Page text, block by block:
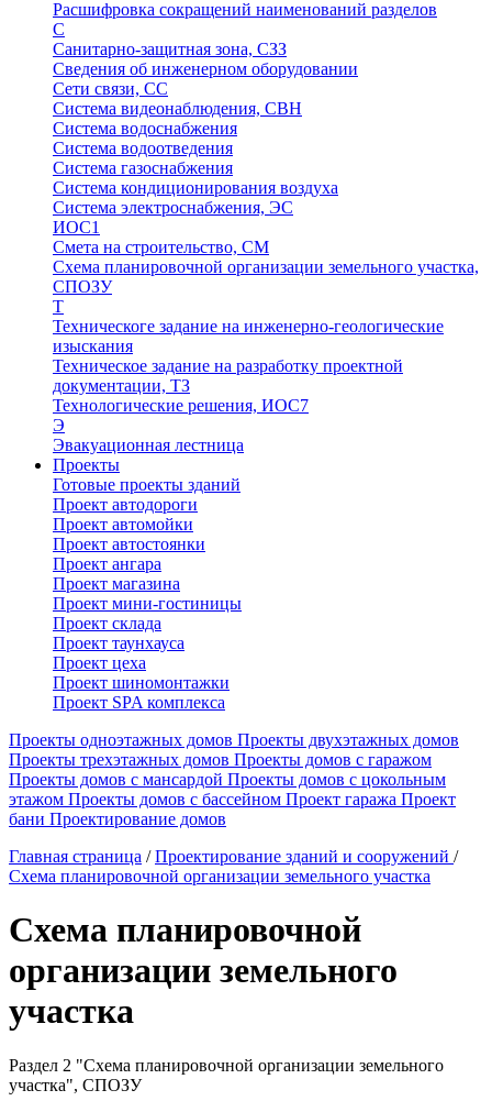
Расшифровка сокращений наименований разделов
С
Санитарно-защитная зона, СЗЗ
Сведения об инженерном оборудовании
Сети связи, СС
Система видеонаблюдения, СВН
Система водоснабжения
Система водоотведения
Система газоснабжения
Система кондиционирования воздуха
Система электроснабжения, ЭС
ИОС1
Смета на строительство, СМ
Схема планировочной организации земельного участка,
СПОЗУ
Т
Техническоге задание на инженерно-геологические
изыскания
Техническое задание на разработку проектной
документации, ТЗ
Технологические решения, ИОC7
Э
Эвакуационная лестница
Проекты
Готовые проекты зданий
Проект автодороги
Проект автомойки
Проект автостоянки
Проект ангара
Проект магазина
Проект мини-гостиницы
Проект склада
Проект таунхауса
Проект цеха
Проект шиномонтажки
Проект SPA комплекса
Проекты одноэтажных домов Проекты двухэтажных домов
Проекты трехэтажных домов Проекты домов с гаражом
Проекты домов с мансардой Проекты домов с цокольным
этажом Проекты домов с бассейном Проект гаража Проект
бани Проектирование домов
Главная страница / Проектирование зданий и сооружений /
Схема планировочной организации земельного участка
Схема планировочной
организации земельного
участка
Раздел 2 "Схема планировочной организации земельного
участка", СПОЗУ